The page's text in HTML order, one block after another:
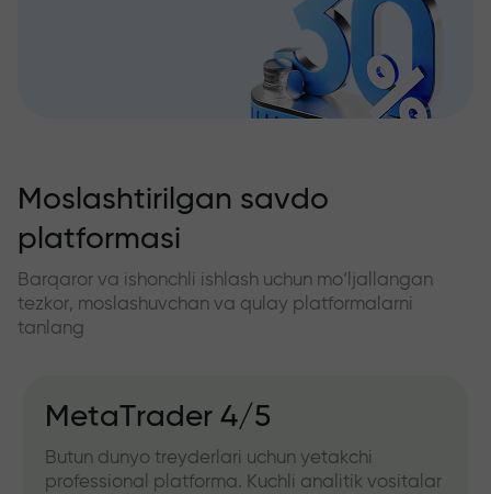
Moslashtirilgan savdo
platformasi
Barqaror va ishonchli ishlash uchun mo‘ljallangan
tezkor, moslashuvchan va qulay platformalarni
tanlang
MetaTrader 4/5
Butun dunyo treyderlari uchun yetakchi
professional platforma. Kuchli analitik vositalar